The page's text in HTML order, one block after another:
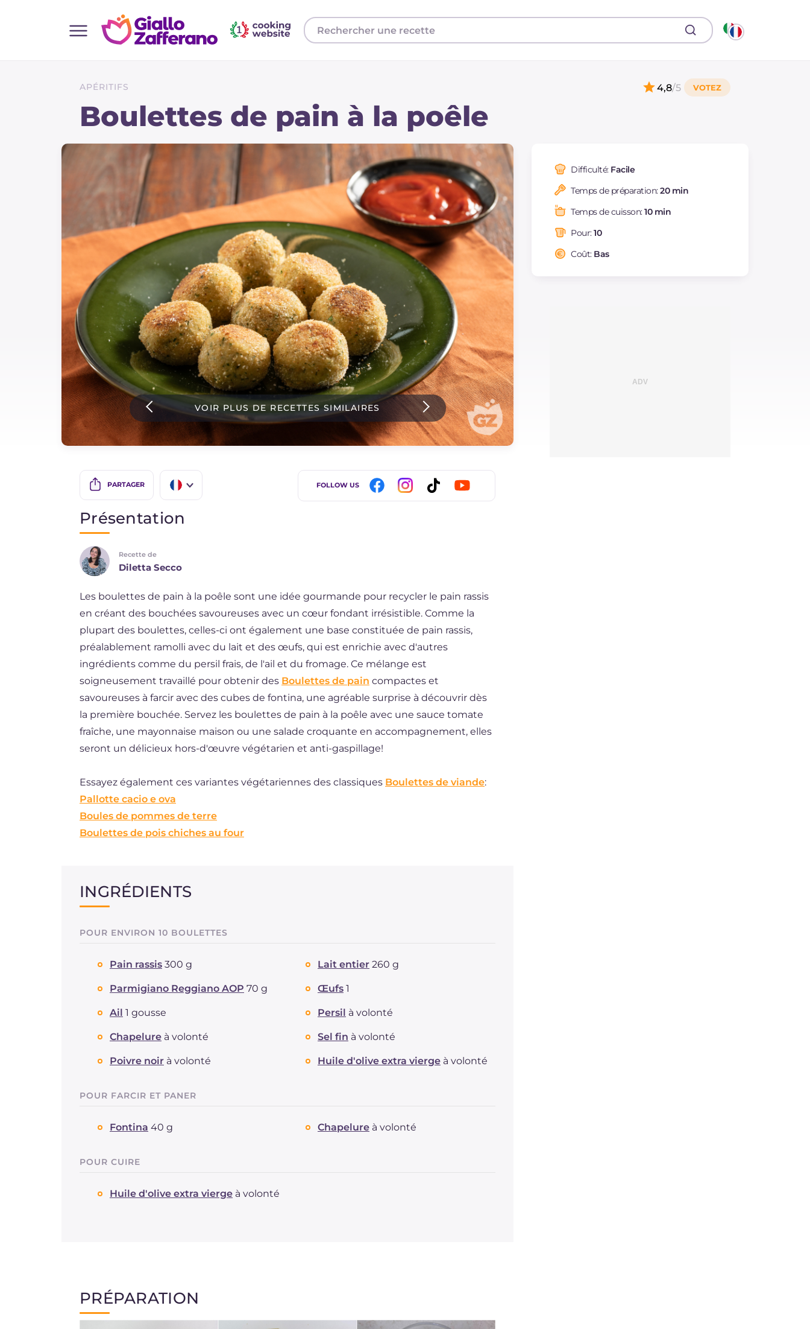
Toutes les recettes
Plats principaux
Boissons et rafraîchissements
Pizzas et focaccia
Gateaux et patisserie
Dernieres recettes
Instagram
YouTube
APÉRITIFS
Boulettes de pain à la poêle
4,8/5
VOIR PLUS DE RECETTES SIMILAIRES
PARTAGER
BR
FOLLOW US
Difficulté: Facile
Temps de préparation:20 min
Temps de cuisson:10 min
Pour:10
Coût: Bas
Présentation
Recette de
Diletta Secco
Les boulettes de pain à la poêle sont une idée gourmande pour recycler le pain rassis
en créant des bouchées savoureuses avec un cœur fondant irrésistible. Comme la
plupart des boulettes, celles-ci ont également une base constituée de pain rassis,
préalablement ramolli avec du lait et des œufs, qui est enrichie avec d'autres
ingrédients comme du persil frais, de l'ail et du fromage. Ce mélange est
soigneusement travaillé pour obtenir des Boulettes de pain compactes et
savoureuses à farcir avec des cubes de fontina, une agréable surprise à découvrir dès
la première bouchée. Servez les boulettes de pain à la poêle avec une sauce tomate
fraîche, une mayonnaise maison ou une salade croquante en accompagnement, elles
seront un délicieux hors-d'œuvre végétarien et anti-gaspillage!
Essayez également ces variantes végétariennes des classiques Boulettes de viande:
Pallotte cacio e ova
Boules de pommes de terre
Boulettes de pois chiches au four
INGRÉDIENTS
POUR ENVIRON 10 BOULETTES
Pain rassis 300 g Lait entier 260 g
Parmigiano Reggiano AOP 70 g Œufs 1
Ail 1 gousse Persil à volonté
Chapelure à volonté Sel fin à volonté
Poivre noir à volonté Huile d'olive extra vierge à volonté
POUR FARCIR ET PANER
Fontina 40 g Chapelure à volonté
POUR CUIRE
Huile d'olive extra vierge à volonté
PRÉPARATION